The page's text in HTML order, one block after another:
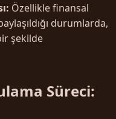
Özellikle finansal
durumlarda,
şekilde
Süreci: